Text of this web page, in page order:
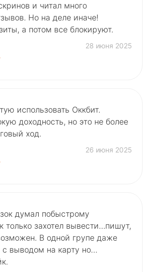
и читал много
Но на деле иначе!
а потом все блокируют.
28 июня 2025
использовать Оккбит.
доходность, но это не более
ход.
26 июня 2025
думал побыстрому
только захотел вывести…пишут,
В одной групе даже
выводом на карту но…